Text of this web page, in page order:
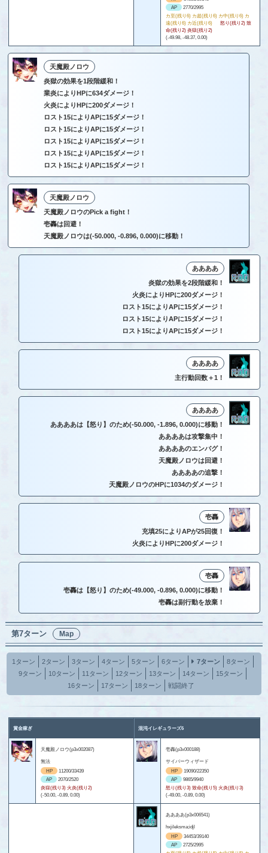
AP
2770/2995
カ至(残り6) カ超(残り6) カ中(残り6) カ
遠(残り6) カ近(残り6)
怒り(残り2) 致
命(残り2) 炎獄(残り2)
(-49.98, -48.37, 0.00)
天魔殿ノロウ
炎獄の効果を1段階緩和！
業炎によりHPに634ダメージ！
火炎によりHPに200ダメージ！
ロスト15によりAPに15ダメージ！
ロスト15によりAPに15ダメージ！
ロスト15によりAPに15ダメージ！
ロスト15によりAPに15ダメージ！
ロスト15によりAPに15ダメージ！
天魔殿ノロウ
天魔殿ノロウのPick a fight！
壱轟は回避！
天魔殿ノロウは(-50.000, -0.896, 0.000)に移動！
ああああ
炎獄の効果を2段階緩和！
火炎によりHPに200ダメージ！
ロスト15によりAPに15ダメージ！
ロスト15によりAPに15ダメージ！
ロスト15によりAPに15ダメージ！
ああああ
主行動回数＋1！
ああああ
ああああは【怒り】のため(-50.000, -1.896, 0.000)に移動！
ああああは攻撃集中！
ああああのエンバグ！
天魔殿ノロウは回避！
ああああの追撃！
天魔殿ノロウのHPに1034のダメージ！
壱轟
充填25によりAPが25回復！
火炎によりHPに200ダメージ！
壱轟
壱轟は【怒り】のため(-49.000, -0.896, 0.000)に移動！
壱轟は副行動を放棄！
第7ターン Map
1ターン 2ターン 3ターン 4ターン 5ターン 6ターン 7ターン
8ターン
9ターン
10ターン 11ターン 12ターン 13ターン 14ターン
15ターン
16ターン
17ターン 18ターン 戦闘終了
賞金稼ぎ 混沌イレギュラーズ6
天魔殿ノロウ(p3x002087)
無法
HP
11200/33439
AP
2070/2520
炎獄(残り3) 火炎(残り2)
(-50.00, -0.89, 0.00)
壱轟(p3x000188)
サイバーウィザード
HP
19090/22350
AP
9865/9940
怒り(残り3) 致命(残り5) 火炎(残り3)
(-49.00, -0.89, 0.00)
ああああ(p3x006541)
hxjileksma;idjl
HP
34453/39140
AP
2725/2995